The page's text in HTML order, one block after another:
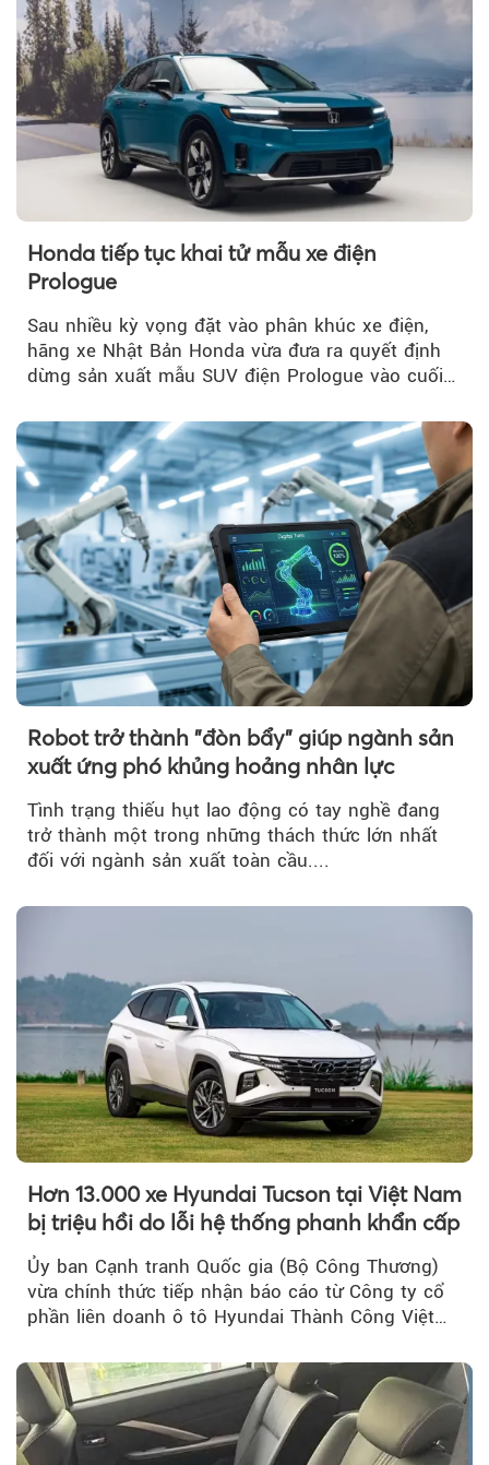
Honda tiếp tục khai tử mẫu xe điện
Prologue
Sau nhiều kỳ vọng đặt vào phân khúc xe điện,
hãng xe Nhật Bản Honda vừa đưa ra quyết định
dừng sản xuất mẫu SUV điện Prologue vào cuối
Robot trở thành "đòn bẩy" giúp ngành sản
xuất ứng phó khủng hoảng nhân lực
Tình trạng thiếu hụt lao động có tay nghề đang
trở thành một trong những thách thức lớn nhất
đối với ngành sản xuất toàn cầu....
Hơn 13.000 xe Hyundai Tucson tại Việt Nam
bị triệu hồi do lỗi hệ thống phanh khẩn cấp
Ủy ban Cạnh tranh Quốc gia (Bộ Công Thương)
vừa chính thức tiếp nhận báo cáo từ Công ty cổ
phần liên doanh ô tô Hyundai Thành Công Việt